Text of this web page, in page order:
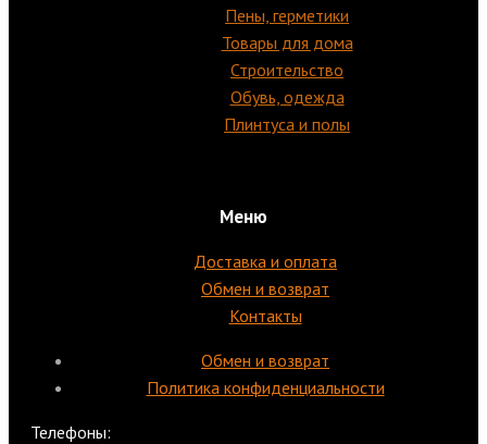
Пены, герметики
Товары для дома
Строительство
Обувь, одежда
Плинтуса и полы
Меню
Доставка и оплата
Обмен и возврат
Контакты
Обмен и возврат
Политика конфиденциальности
Телефоны: